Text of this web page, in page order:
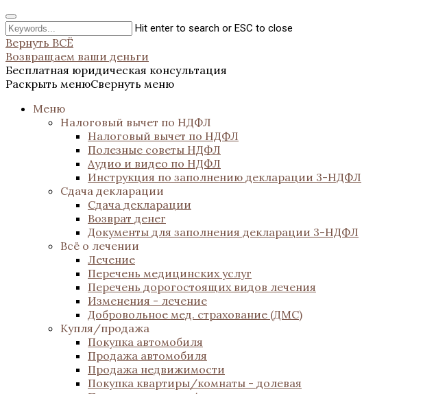
Hit enter to search or ESC to close
Вернуть ВСЁ
Возвращаем ваши деньги
Бесплатная юридическая консультация
Раскрыть менюСвернуть меню
Меню
Налоговый вычет по НДФЛ
Налоговый вычет по НДФЛ
Полезные советы НДФЛ
Аудио и видео по НДФЛ
Инструкция по заполнению декларации 3-НДФЛ
Сдача декларации
Сдача декларации
Возврат денег
Документы для заполнения декларации 3-НДФЛ
Всё о лечении
Лечение
Перечень медицинских услуг
Перечень дорогостоящих видов лечения
Изменения - лечение
Добровольное мед. страхование (ДМС)
Купля/продажа
Покупка автомобиля
Продажа автомобиля
Продажа недвижимости
Покупка квартиры/комнаты - долевая